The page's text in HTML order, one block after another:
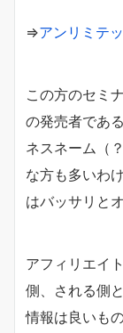
⇒アンリミテ
この方のセミ
の発売者であ
ネスネーム（
な方も多いわ
はバッサリと
アフィリエイ
側、される側
情報は良いも